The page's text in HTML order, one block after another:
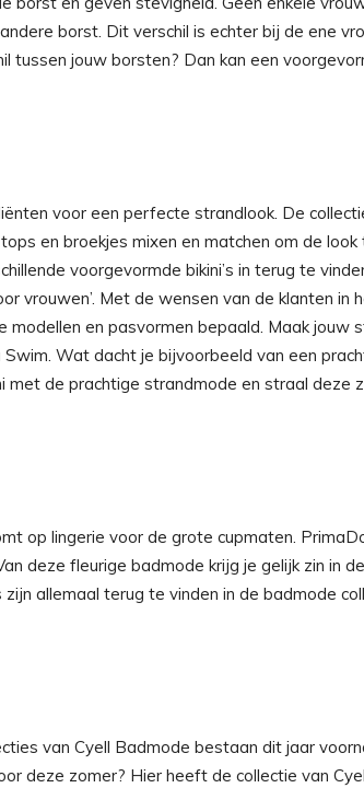
borst. Dit verschil is echter bij de ene
tussen jouw borsten? Dan kan een
voor een perfecte strandlook. De
en broekjes mixen en matchen om de look
voorgevormde bikini’s in terug te
vrouwen’. Met de wensen van de klanten in
en pasvormen bepaald. Maak jouw
Wat dacht je bijvoorbeeld van een
de prachtige strandmode en straal deze
op lingerie voor de grote cupmaten.
deze fleurige badmode krijg je gelijk zin in
allemaal terug te vinden in de badmode
van Cyell Badmode bestaan dit jaar
deze zomer? Hier heeft de collectie van